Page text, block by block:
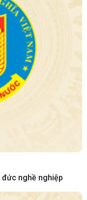
đức nghề nghiệp